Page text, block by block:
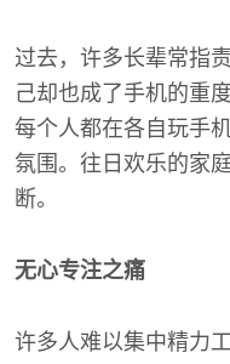
过去，许多长辈常指
己却也成了手机的重
每个人都在各自玩手
氛围。往日欢乐的家
断。
无心专注之痛
许多人难以集中精力